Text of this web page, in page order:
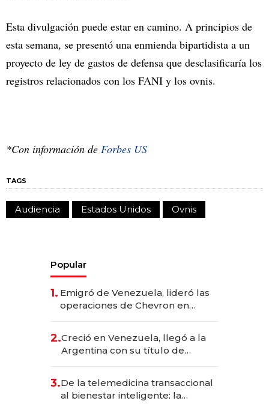
Esta divulgación puede estar en camino. A principios de
esta semana, se presentó una enmienda bipartidista a un
proyecto de ley de gastos de defensa que desclasificaría los
registros relacionados con los FANI y los ovnis.
*Con información de Forbes US
TAGS
Audiencia Estados Unidos Ovnis
Popular
1. Emigró de Venezuela, lideró las
operaciones de Chevron en
2.Creció en Venezuela, llegó a la
Argentina con su título de
las marcas "fast premium"
3.De la telemedicina transaccional
al bienestar inteligente: la